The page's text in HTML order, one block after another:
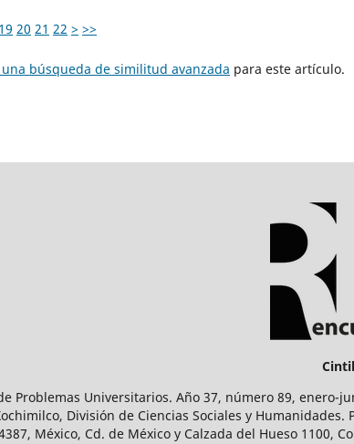
19 20 21 22 > >>
búsqueda de similitud avanzada para este artículo.
Problemas Universitarios. Año 37, número 89,
División de Ciencias Sociales y
México, Cd. de México y Calzada del Hueso 1100,